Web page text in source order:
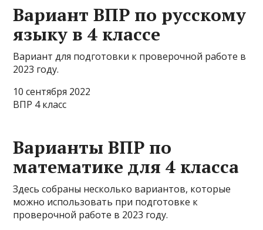
Вариант ВПР по русскому
языку в 4 классе
Вариант для подготовки к проверочной работе в
2023 году.
10 сентября 2022
ВПР 4 класс
Варианты ВПР по
математике для 4 класса
Здесь собраны несколько вариантов, которые
можно использовать при подготовке к
проверочной работе в 2023 году.